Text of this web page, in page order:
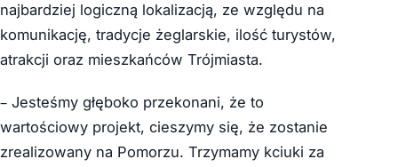
najbardziej logiczną lokalizacją, ze względu na
komunikację, tradycje żeglarskie, ilość turystów,
atrakcji oraz mieszkańców Trójmiasta.
– Jesteśmy głęboko przekonani, że to
wartościowy projekt, cieszymy się, że zostanie
zrealizowany na Pomorzu. Trzymamy kciuki za